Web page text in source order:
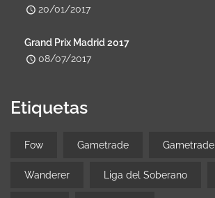
20/01/2017
Grand Prix Madrid 2017
08/07/2017
Etiquetas
Fow Gametrade Gametrade
Wanderer Liga del Soberano